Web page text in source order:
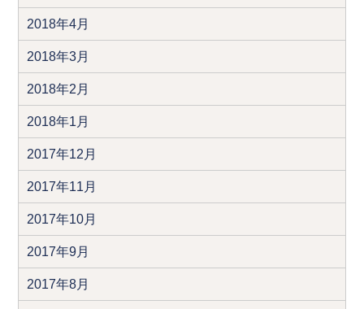
2018年4月
2018年3月
2018年2月
2018年1月
2017年12月
2017年11月
2017年10月
2017年9月
2017年8月